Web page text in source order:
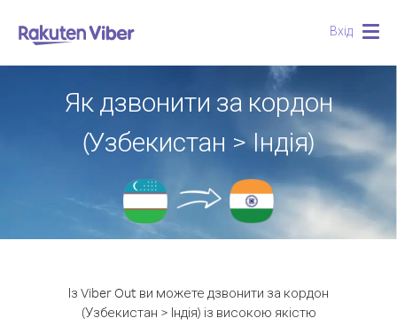
Вхід
Як дзвонити за кордон
(Узбекистан > Індія)
Із Viber Out ви можете дзвонити за кордон
(Узбекистан > Індія) із високою якістю